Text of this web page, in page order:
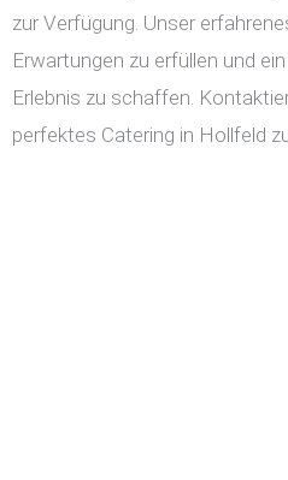
zur Verfügung. Unser
Erwartungen zu erfüllen und
Erlebnis zu schaffen.
perfektes Catering in Hollfeld